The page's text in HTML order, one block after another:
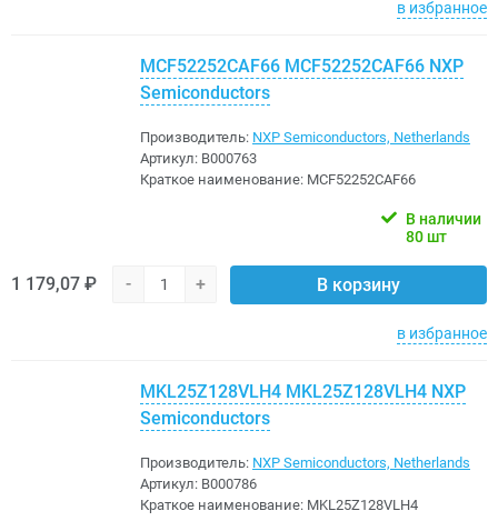
в избранное
MCF52252CAF66 MCF52252CAF66 NXP
Semiconductors
Производитель: NXP Semiconductors, Netherlands
Артикул: B000763
Краткое наименование: MCF52252CAF66
В наличии
80 шт
1 179,07 ₽ - + В корзину
в избранное
MKL25Z128VLH4 MKL25Z128VLH4 NXP
Semiconductors
Производитель: NXP Semiconductors, Netherlands
Артикул: B000786
Краткое наименование: MKL25Z128VLH4